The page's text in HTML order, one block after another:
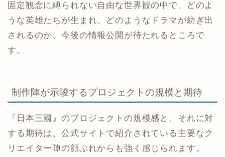
固定観念に縛られない自由な世界観の中で、どのよ
うな英雄たちが生まれ、どのようなドラマが紡ぎ出
されるのか、今後の情報公開が待たれるところで
す。
制作陣が示唆するプロジェクトの規模と期待
『日本三國』のプロジェクトの規模感と、それに対
する期待は、公式サイトで紹介されている主要なク
リエイター陣の顔ぶれからも強く感じられます。